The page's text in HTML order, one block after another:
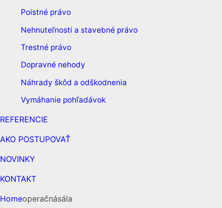
Poistné právo
Nehnuteľnosti a stavebné právo
Trestné právo
Dopravné nehody
Náhrady škôd a odškodnenia
Vymáhanie pohľadávok
REFERENCIE
AKO POSTUPOVAŤ
NOVINKY
KONTAKT
Homeoperačnásála